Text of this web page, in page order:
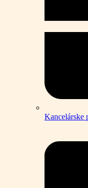
Kancelárske